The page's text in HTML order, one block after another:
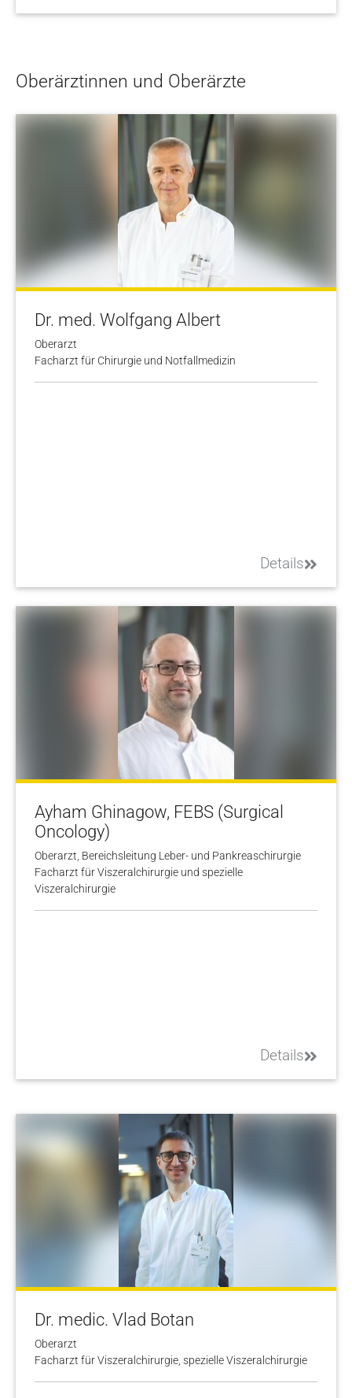
Oberärztinnen und Oberärzte
Dr. med. Wolfgang Albert
Oberarzt
Facharzt für Chirurgie und Notfallmedizin
Details
Ayham Ghinagow, FEBS (Surgical
Oncology)
Oberarzt, Bereichsleitung Leber- und Pankreaschirurgie
Facharzt für Viszeralchirurgie und spezielle
Viszeralchirurgie
Details
Dr. medic. Vlad Botan
Oberarzt
Facharzt für Viszeralchirurgie, spezielle Viszeralchirurgie